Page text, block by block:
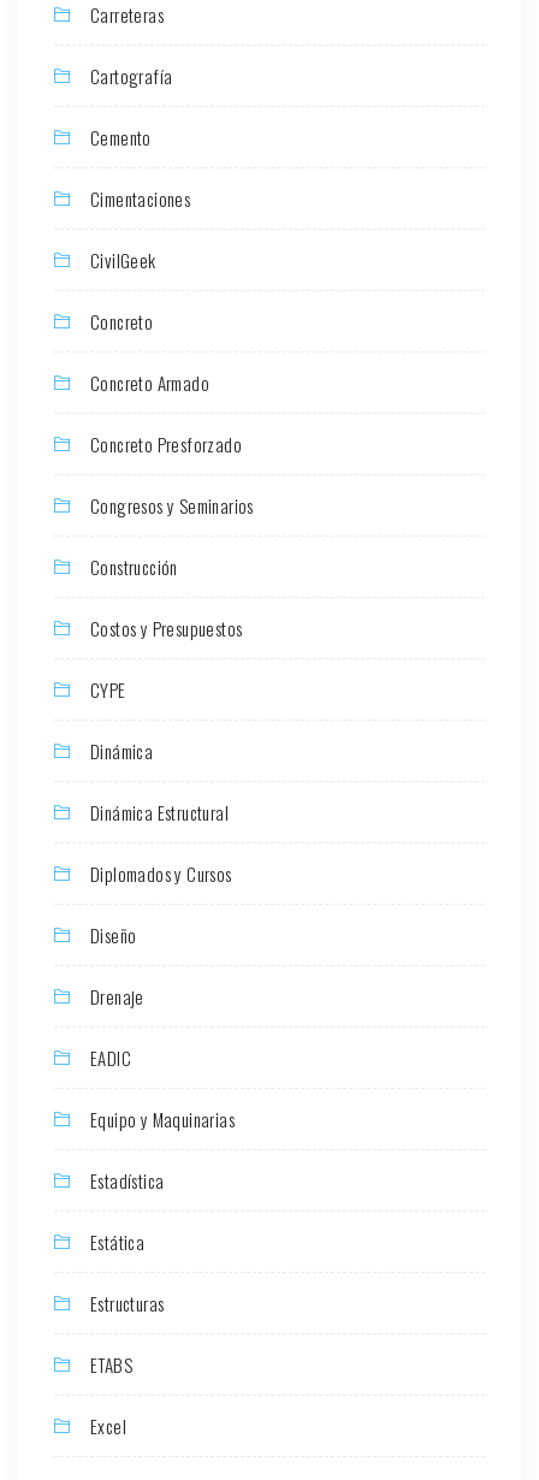
Carreteras
Cartografía
Cemento
Cimentaciones
CivilGeek
Concreto
Concreto Armado
Concreto Presforzado
Congresos y Seminarios
Construcción
Costos y Presupuestos
CYPE
Dinámica
Dinámica Estructural
Diplomados y Cursos
Diseño
Drenaje
EADIC
Equipo y Maquinarias
Estadística
Estática
Estructuras
ETABS
Excel